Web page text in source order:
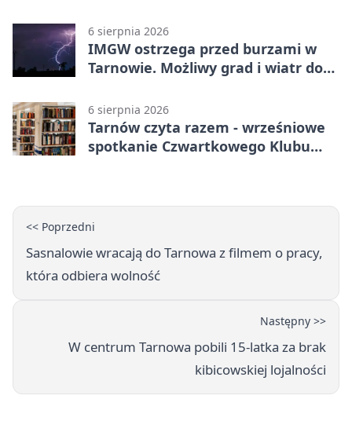
6 sierpnia 2026
IMGW ostrzega przed burzami w
Tarnowie. Możliwy grad i wiatr do
6 sierpnia 2026
Tarnów czyta razem - wrześniowe
spotkanie Czwartkowego Klubu
<< Poprzedni
Sasnalowie wracają do Tarnowa z filmem o pracy,
która odbiera wolność
Następny >>
W centrum Tarnowa pobili 15-latka za brak
kibicowskiej lojalności